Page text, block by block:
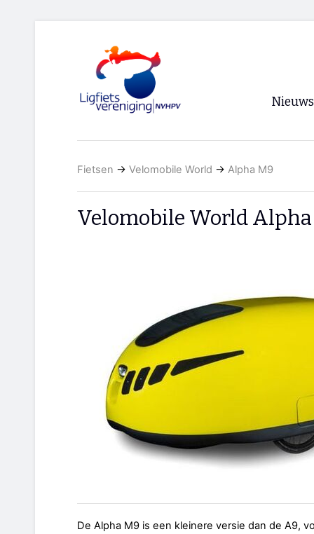
Nieuws
RSS
Fietsen → Velomobile World → Alpha M9
Velomobile World
De Alpha M9 is een kleinere versie dan de A9,